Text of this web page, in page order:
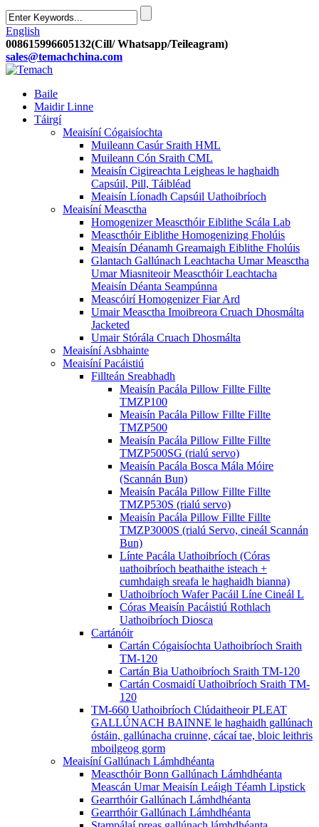
English
008615996605132(Cill/ Whatsapp/Teileagram)
sales@temachchina.com
Baile
Maidir Linne
Táirgí
Meaisíní Cógaisíochta
Muileann Casúr Sraith HML
Muileann Cón Sraith CML
Meaisín Cigireachta Leigheas le haghaidh
Capsúil, Pill, Táibléad
Meaisín Líonadh Capsúil Uathoibríoch
Meaisíní Measctha
Homogenizer Meascthóir Eiblithe Scála Lab
Meascthóir Eiblithe Homogenizing Fholúis
Meaisín Déanamh Greamaigh Eiblithe Fholúis
Glantach Gallúnach Leachtacha Umar Measctha
Umar Miasniteoir Meascthóir Leachtacha
Meaisín Déanta Seampúnna
Meascóirí Homogenizer Fiar Ard
Umair Measctha Imoibreora Cruach Dhosmálta
Jacketed
Umair Stórála Cruach Dhosmálta
Meaisíní Asbhainte
Meaisíní Pacáistiú
Fillteán Sreabhadh
Meaisín Pacála Pillow Fillte Fillte
TMZP100
Meaisín Pacála Pillow Fillte Fillte
TMZP500
Meaisín Pacála Pillow Fillte Fillte
TMZP500SG (rialú servo)
Meaisín Pacála Bosca Mála Móire
(Scannán Bun)
Meaisín Pacála Pillow Fillte Fillte
TMZP530S (rialú servo)
Meaisín Pacála Pillow Fillte Fillte
TMZP3000S (rialú Servo, cineál Scannán
Bun)
Línte Pacála Uathoibríoch (Córas
uathoibríoch beathaithe isteach +
cumhdaigh sreafa le haghaidh bianna)
Uathoibríoch Wafer Pacáil Líne Cineál L
Córas Meaisín Pacáistiú Rothlach
Uathoibríoch Diosca
Cartánóir
Cartán Cógaisíochta Uathoibríoch Sraith
TM-120
Cartán Bia Uathoibríoch Sraith TM-120
Cartán Cosmaidí Uathoibríoch Sraith TM-
120
TM-660 Uathoibríoch Clúdaitheoir PLEAT
GALLÚNACH BAINNE le haghaidh gallúnach
óstáin, gallúnacha cruinne, cácaí tae, bloic leithris
mboilgeog gorm
Meaisíní Gallúnach Lámhdhéanta
Meascthóir Bonn Gallúnach Lámhdhéanta
Meascán Umar Meaisín Leáigh Téamh Lipstick
Gearrthóir Gallúnach Lámhdhéanta
Gearrthóir Gallúnach Lámhdhéanta